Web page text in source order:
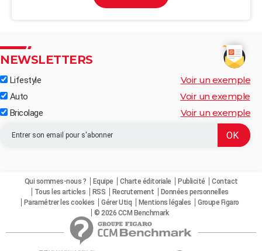
NEWSLETTERS
Lifestyle Voir un exemple
Auto Voir un exemple
Bricolage Voir un exemple
Qui sommes-nous ? Equipe Charte éditoriale Publicité
Contact
Tous les articles
RSS Recrutement
Données personnelles
Paramétrer les cookies
Gérer Utiq Mentions légales
Groupe Figaro
© 2026 CCM Benchmark